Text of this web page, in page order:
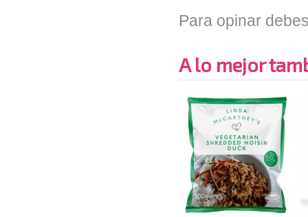
Para opinar
A lo mejor